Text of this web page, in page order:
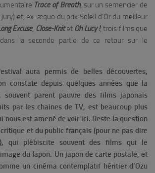
Trace of Breath, sur un semencier de
et, ex-æquo du prix Soleil d’Or du meilleur
Excuse, Close-Knitet Oh Lucy !, trois films que
la seconde partie de ce retour sur le
aura permis de belles découvertes,
constate depuis quelques années que la
souvent parent pauvre des films japonais
par les chaines de TV, est beaucoup plus
nous est amené de voir ici. Reste la question
et du public français (pour ne pas dire
qui plébiscite souvent des films qui le
du Japon. Un japon de carte postale, et
un cinéma contemplatif héritier d’Ozu